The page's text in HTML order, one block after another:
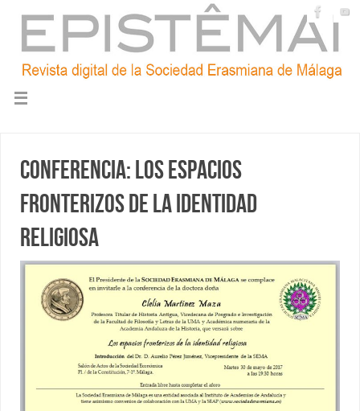
Conferencia: Los espacios
fronterizos de la identidad
religiosa